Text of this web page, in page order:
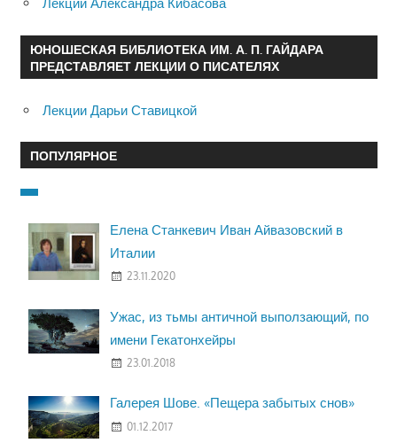
Лекции Александра Кибасова
ЮНОШЕСКАЯ БИБЛИОТЕКА ИМ. А. П. ГАЙДАРА
ПРЕДСТАВЛЯЕТ ЛЕКЦИИ О ПИСАТЕЛЯХ
Лекции Дарьи Ставицкой
ПОПУЛЯРНОЕ
Елена Станкевич Иван Айвазовский в
Италии
23.11.2020
Ужас, из тьмы античной выползающий, по
имени Гекатонхейры
23.01.2018
Галерея Шове. «Пещера забытых снов»
01.12.2017